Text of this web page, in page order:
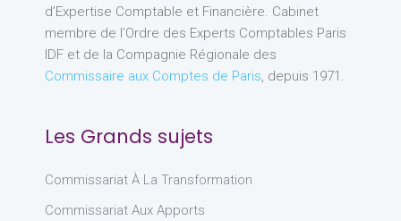
d’Expertise Comptable et Financière. Cabinet
membre de l’Ordre des Experts Comptables Paris
IDF et de la Compagnie Régionale des
Commissaire aux Comptes de Paris, depuis 1971.
Les Grands sujets
Commissariat À La Transformation
Commissariat Aux Apports